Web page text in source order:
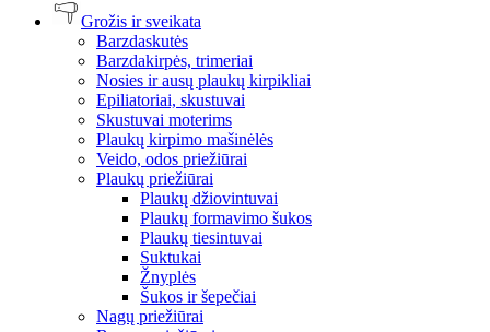
Grožis ir sveikata
Barzdaskutės
Barzdakirpės, trimeriai
Nosies ir ausų plaukų kirpikliai
Epiliatoriai, skustuvai
Skustuvai moterims
Plaukų kirpimo mašinėlės
Veido, odos priežiūrai
Plaukų priežiūrai
Plaukų džiovintuvai
Plaukų formavimo šukos
Plaukų tiesintuvai
Suktukai
Žnyplės
Šukos ir šepečiai
Nagų priežiūrai